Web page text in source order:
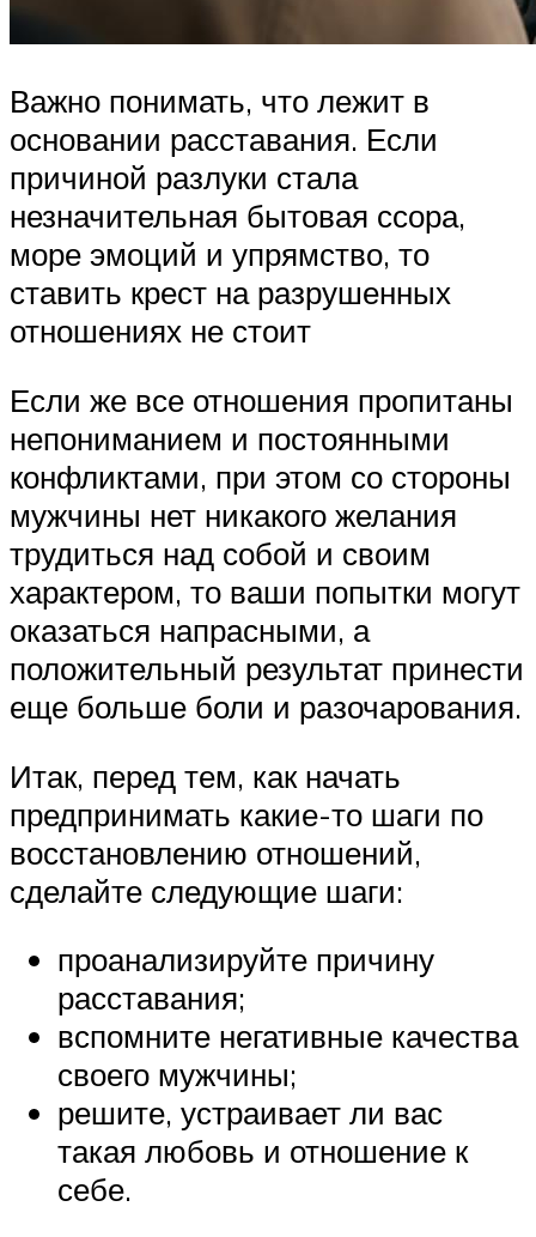
Важно понимать, что лежит в
основании расставания. Если
причиной разлуки стала
незначительная бытовая ссора,
море эмоций и упрямство, то
ставить крест на разрушенных
отношениях не стоит
Если же все отношения пропитаны
непониманием и постоянными
конфликтами, при этом со стороны
мужчины нет никакого желания
трудиться над собой и своим
характером, то ваши попытки могут
оказаться напрасными, а
положительный результат принести
еще больше боли и разочарования.
Итак, перед тем, как начать
предпринимать какие-то шаги по
восстановлению отношений,
сделайте следующие шаги:
проанализируйте причину
расставания;
вспомните негативные качества
своего мужчины;
решите, устраивает ли вас
такая любовь и отношение к
себе.